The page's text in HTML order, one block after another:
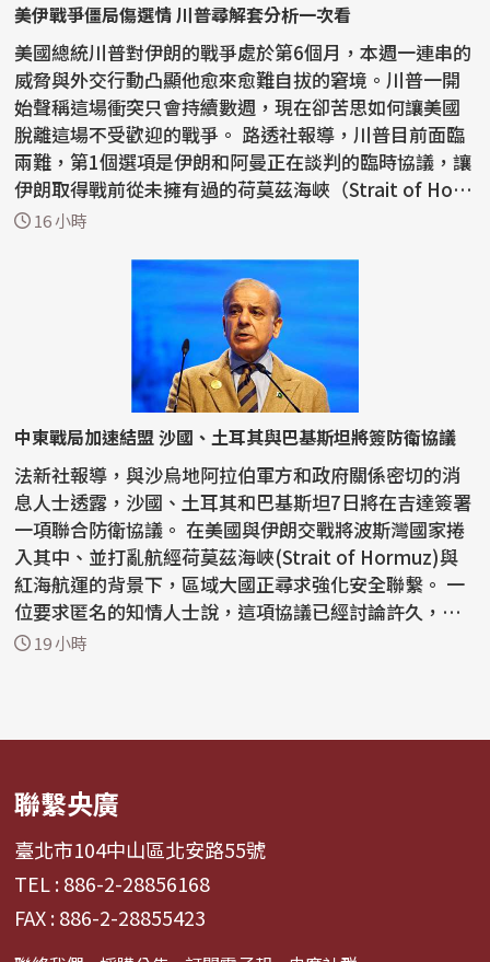
美伊戰爭僵局傷選情 川普尋解套分析一次看
美國總統川普對伊朗的戰爭處於第6個月，本週一連串的
威脅與外交行動凸顯他愈來愈難自拔的窘境。川普一開
始聲稱這場衝突只會持續數週，現在卻苦思如何讓美國
脫離這場不受歡迎的戰爭。 路透社報導，川普目前面臨
兩難，第1個選項是伊朗和阿曼正在談判的臨時協議，讓
伊朗取得戰前從未擁有過的荷莫茲海峽（Strait of Ho
r...16 小時
中東戰局加速結盟 沙國、土耳其與巴基斯坦將簽防衛協議
法新社報導，與沙烏地阿拉伯軍方和政府關係密切的消
息人士透露，沙國、土耳其和巴基斯坦7日將在吉達簽署
一項聯合防衛協議。 在美國與伊朗交戰將波斯灣國家捲
入其中、並打亂航經荷莫茲海峽(Strait of Hormuz)與
紅海航運的背景下，區域大國正尋求強化安全聯繫。 一
位要求匿名的知情人士說，這項協議已經討論許久，
但...19 小時
聯繫央廣
臺北市104中山區北安路55號
TEL : 886-2-28856168
FAX : 886-2-28855423